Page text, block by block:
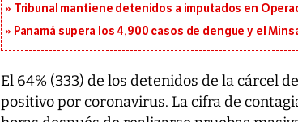
Tribunal mantiene detenidos a imputados en
Panamá supera los 4,900 casos de dengue y el
El 64% (333) de los detenidos de la cárcel
positivo por coronavirus. La cifra de